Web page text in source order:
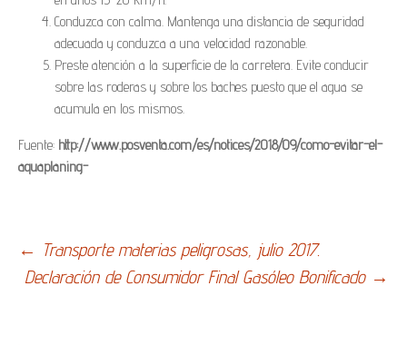
Conduzca con calma. Mantenga una distancia de seguridad
adecuada y conduzca a una velocidad razonable.
Preste atención a la superficie de la carretera. Evite conducir
sobre las roderas y sobre los baches puesto que el agua se
acumula en los mismos.
Fuente: http://www.posventa.com/es/notices/2018/09/como-evitar-el-
aquaplaning-
Navegación
← Transporte materias peligrosas, julio 2017.
Declaración de Consumidor Final Gasóleo Bonificado →